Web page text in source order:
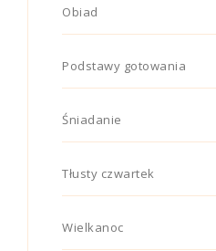
Obiad
Podstawy gotowania
Śniadanie
Tłusty czwartek
Wielkanoc